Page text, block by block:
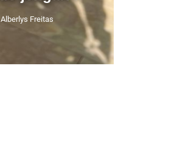
Alberlys Freitas